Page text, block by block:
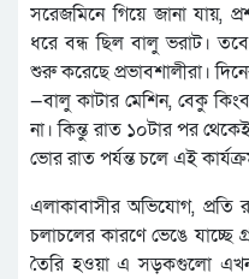
সরেজমিনে গিয়ে জানা যায়,
ধরে বন্ধ ছিল বালু ভরাট।
শুরু করেছে প্রভাবশালীরা।
—বালু কাটার মেশিন, বেকু
না। কিন্তু রাত ১০টার পর
ভোর রাত পর্যন্ত চলে এই
এলাকাবাসীর অভিযোগ, প্রতি
চলাচলের কারণে ভেঙে
তৈরি হওয়া এ সড়কগুলো এখন